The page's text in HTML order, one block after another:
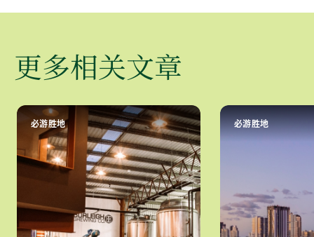
更多相关文章
必游胜地 必游胜地